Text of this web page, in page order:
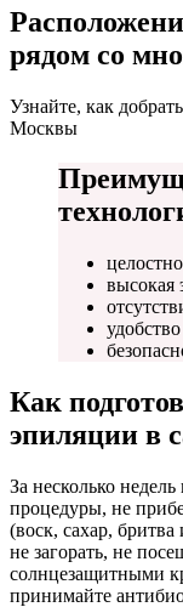
рядом со
Узнайте, как
Москвы
высокая
Как
эпиляции в
За несколько
процедуры, не
(воск, сахар,
не загорать, не
солнцезащитными
принимайте